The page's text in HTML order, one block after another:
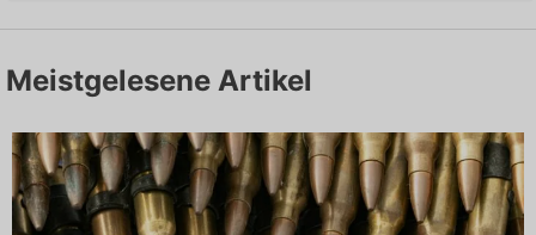
Meistgelesene Artikel